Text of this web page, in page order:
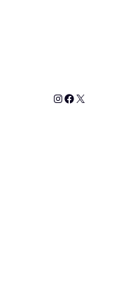
Instagram
X